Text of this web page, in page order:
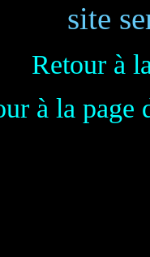
site
Retour à
à la page